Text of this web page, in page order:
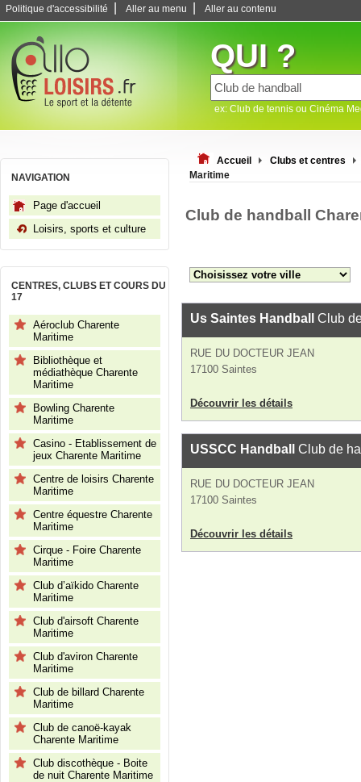
Politique d'accessibilité Aller au menu Aller au contenu
QUI ?
ex: Club de tennis ou Cinéma
NAVIGATION
Page d'accueil
Loisirs, sports et culture
CENTRES, CLUBS ET COURS DU
17
Aéroclub Charente
Maritime
Bibliothèque et
médiathèque Charente
Maritime
Bowling Charente
Maritime
Casino - Etablissement de
jeux Charente Maritime
Centre de loisirs Charente
Maritime
Centre équestre Charente
Maritime
Cirque - Foire Charente
Maritime
Club d’aïkido Charente
Maritime
Club d'airsoft Charente
Maritime
Club d'aviron Charente
Maritime
Club de billard Charente
Maritime
Club de canoë-kayak
Charente Maritime
Club discothèque - Boite
de nuit Charente Maritime
Accueil
Clubs et centres
Maritime
Club de handball
Us Saintes Handball Club
RUE DU DOCTEUR JEAN
17100 Saintes
Découvrir les détails
USSCC Handball Club de
RUE DU DOCTEUR JEAN
17100 Saintes
Découvrir les détails